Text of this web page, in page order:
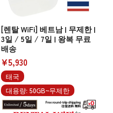
[렌탈 WiFi] 베트남 | 무제한 |
3일 / 5일 / 7일 | 왕복 무료
배송
¥5,930
태국
대용량: 50GB~무제한